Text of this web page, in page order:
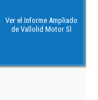
Ver el Informe Ampliado
de Vallolid Motor Sl